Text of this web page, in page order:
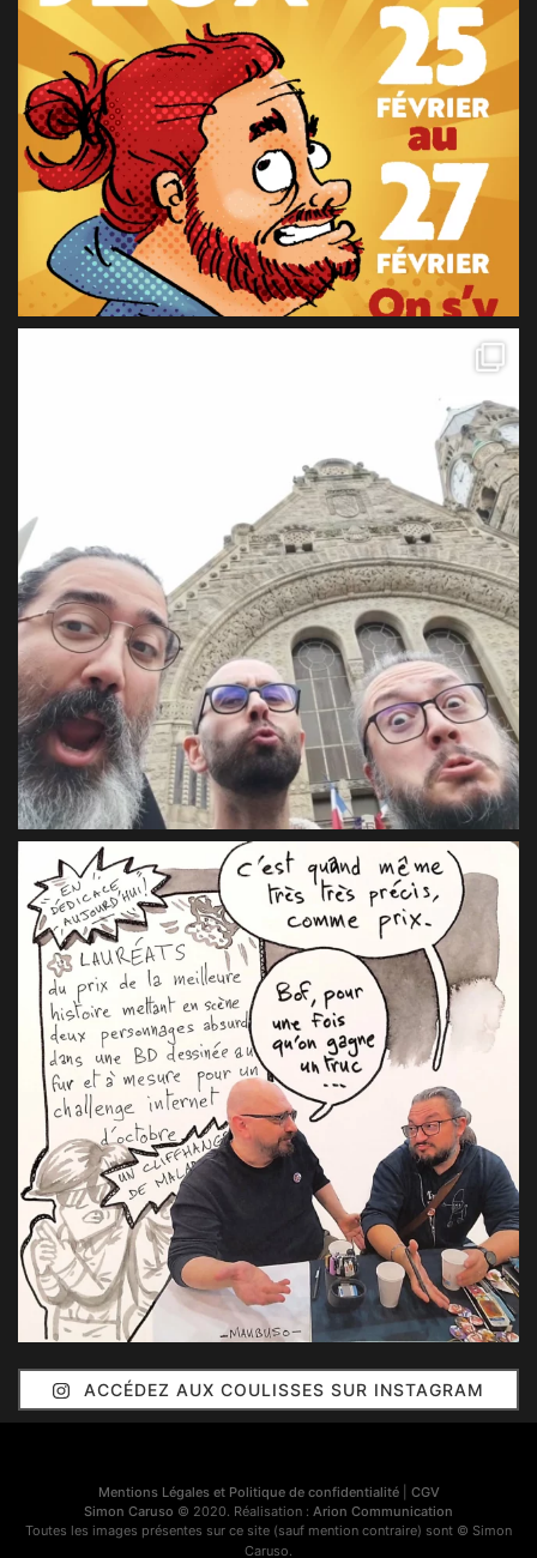
ACCÉDEZ AUX COULISSES SUR INSTAGRAM
Mentions Légales et Politique de confidentialité| CGV
Simon Caruso © 2020. Réalisation : Arion Communication
Toutes les images présentes sur ce site (sauf mention contraire) sont © Simon
Caruso.